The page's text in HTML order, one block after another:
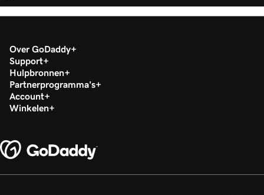
Over GoDaddy
Support
Hulpbronnen
Partnerprogramma's
Account
Winkelen